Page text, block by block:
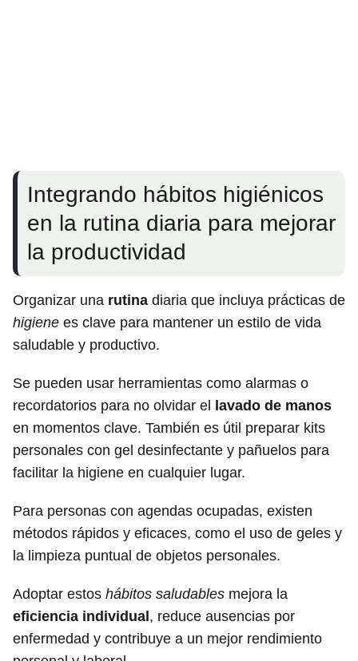
Integrando hábitos higiénicos
en la rutina diaria para mejorar
la productividad
Organizar una rutina diaria que incluya prácticas de
higiene es clave para mantener un estilo de vida
saludable y productivo.
Se pueden usar herramientas como alarmas o
recordatorios para no olvidar el
lavado de manos
en momentos clave. También es útil preparar kits
personales con gel desinfectante y pañuelos para
facilitar la higiene en cualquier lugar.
Para personas con agendas ocupadas, existen
métodos rápidos y eficaces, como el uso de geles y
la limpieza puntual de objetos personales.
Adoptar estos hábitos saludables mejora la
eficiencia individual , reduce ausencias por
enfermedad y contribuye a un mejor rendimiento